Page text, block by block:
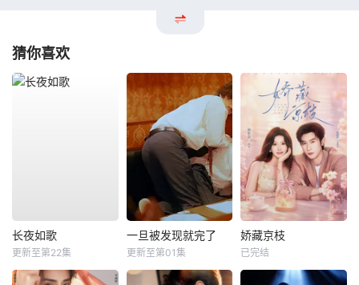
猜你喜欢
长夜如歌
更新至第22集
一旦被发现就完了
更新至第01集
娇藏京枝
已完结